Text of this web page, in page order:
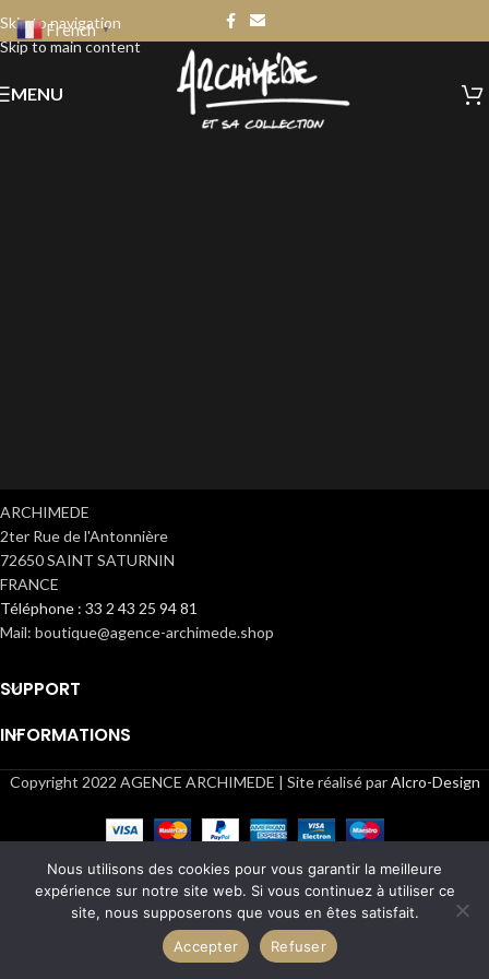
Skip to navigation
Skip to main content
MENU
ARCHIMEDE
2ter Rue de l'Antonnière
72650 SAINT SATURNIN
FRANCE
Téléphone : 33 2 43 25 94 81
Mail: boutique@agence-archimede.shop
SUPPORT
INFORMATIONS
Copyright 2022 AGENCE ARCHIMEDE | Site réalisé parAlcro-Design
French ▼
Nous utilisons des cookies pour vous garantir la meilleure
expérience sur notre site web. Si vous continuez à utiliser ce
site, nous supposerons que vous en êtes satisfait.
Accepter
Refuser